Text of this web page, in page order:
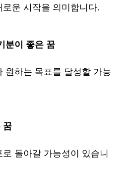
운 시작을 의미합니다.
분이 좋은 꿈
원하는 목표를 달성할 가능
꿈
돌아갈 가능성이 있습니